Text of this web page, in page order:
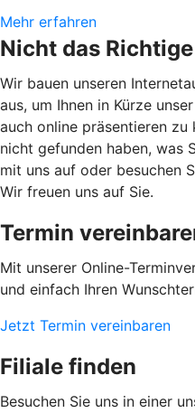
Mehr erfahren
Nicht das
Wir bauen unseren
aus, um Ihnen in Kürze
auch online präsentieren zu
nicht gefunden haben, was
mit uns auf oder besuchen
Wir freuen uns auf Sie.
Termin
Mit unserer Online-
und einfach Ihren
Jetzt Termin vereinbaren
Filiale finden
Besuchen Sie uns in einer